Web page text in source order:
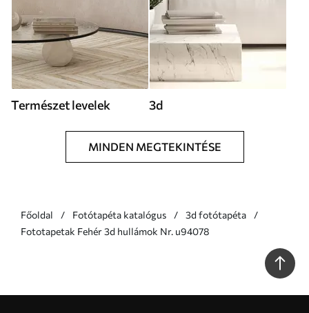
Természet levelek 3d
MINDEN MEGTEKINTÉSE
Főoldal Fotótapéta katalógus
3d fotótapéta
Fototapetak Fehér 3d hullámok Nr. u94078